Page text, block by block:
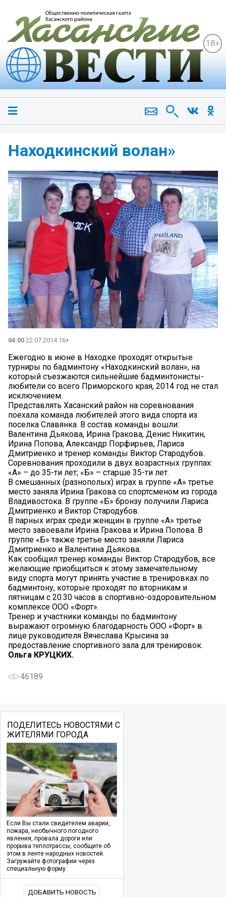
18+
Находкинский волан»
04:00 22.07.2014 16+
Ежегодно в июне в Находке проходят открытые
турниры по бадминтону «Находкинский волан», на
который съезжаются сильнейшие бадминтонисты-
любители со всего Приморского края, 2014 год не стал
исключением.
Представлять Хасанский район на соревнования
поехала команда любителей этого вида спорта из
поселка Славянка. В состав команды вошли:
Валентина Дьякова, Ирина Гракова, Денис Никитин,
Ирина Попова, Александр Порфирьев, Лариса
Дмитриенко и тренер команды Виктор Стародубов.
Соревнования проходили в двух возрастных группах:
«А» – до 35-ти лет; «Б» – старше 35-ти лет.
В смешанных (разнополых) играх в группе «А» третье
место заняла Ирина Гракова со спортсменом из города
Владивостока. В группе «Б» бронзу получили Лариса
Дмитриенко и Виктор Стародубов.
В парных играх среди женщин в группе «А» третье
место завоевали Ирина Гракова и Ирина Попова. В
группе «Б» также третье место заняли Лариса
Дмитриенко и Валентина Дьякова.
Как сообщил тренер команды Виктор Стародубов, все
желающие приобщиться к этому замечательному
виду спорта могут принять участие в тренировках по
бадминтону, которые проходят по вторникам и
пятницам с 20.30 часов в спортивно-оздоровительном
комплексе ООО «Форт».
Тренер и участники команды по бадминтону
выражают огромную благодарность ООО «Форт» в
лице руководителя Вячеслава Крысина за
предоставление спортивного зала для тренировок.
Ольга КРУЦКИХ.
46189
ПОДЕЛИТЕСЬ НОВОСТЯМИ С
ЖИТЕЛЯМИ ГОРОДА
Если Вы стали свидетелем аварии,
пожара, необычного погодного
явления, провала дороги или
прорыва теплотрассы, сообщите об
этом в ленте народных новостей.
Загружайте фотографии через
специальную форму.
ДОБАВИТЬ НОВОСТЬ